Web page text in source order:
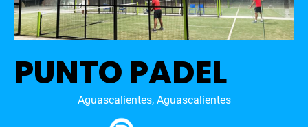
PUNTO PADEL
Aguascalientes, Aguascalientes